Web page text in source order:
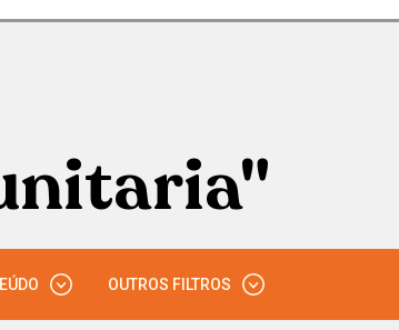
OUTROS FILTROS